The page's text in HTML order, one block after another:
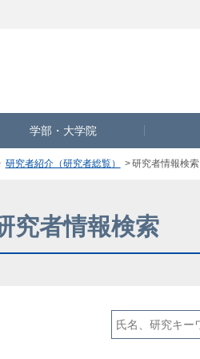
学部・大学院
研究者紹介（研究者総覧） 研究者情報検索
究者情報検索